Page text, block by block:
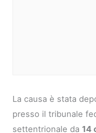
La causa è stata
presso il tribunale
settentrionale da 14